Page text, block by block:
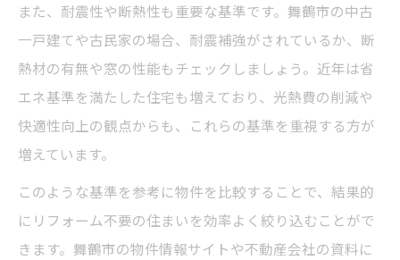
リフォーム不要で安心できる住まい探しの
コツ
舞鶴市の空き家をチェック！リフォーム不要物
件の探し方
舞鶴市でリフォーム不要な空き家の特徴と
は
また、耐震性や断熱性も重要な基準です。舞鶴市の中古
一戸建てや古民家の場合、耐震補強がされているか、断
熱材の有無や窓の性能もチェックしましょう。近年は省
エネ基準を満たした住宅も増えており、光熱費の削減や
快適性向上の観点からも、これらの基準を重視する方が
増えています。
このような基準を参考に物件を比較することで、結果的
にリフォーム不要の住まいを効率よく絞り込むことがで
きます。舞鶴市の物件情報サイトや不動産会社の資料に